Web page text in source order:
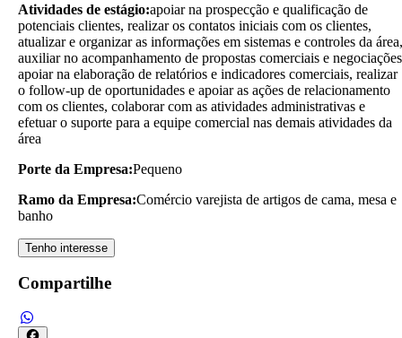
Atividades de estágio:apoiar na prospecção e qualificação de
potenciais clientes, realizar os contatos iniciais com os clientes,
atualizar e organizar as informações em sistemas e controles da área,
auxiliar no acompanhamento de propostas comerciais e
apoiar na elaboração de relatórios e indicadores comerciais, realizar
o follow-up de oportunidades e apoiar as ações de relacionamento
com os clientes, colaborar com as atividades administrativas e
efetuar o suporte para a equipe comercial nas demais atividades da
área
Porte da Empresa:Pequeno
Ramo da Empresa:Comércio varejista de artigos de cama, mesa e
banho
Tenho interesse
Compartilhe